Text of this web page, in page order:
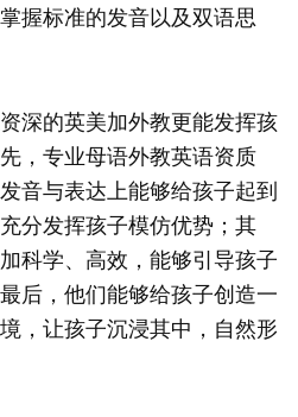
握标准的发音以及双语思
的英美加外教更能发挥孩
，专业母语外教英语资质
音与表达上能够给孩子起到
分发挥孩子模仿优势；其
科学、高效，能够引导孩子
后，他们能够给孩子创造一
，让孩子沉浸其中，自然形